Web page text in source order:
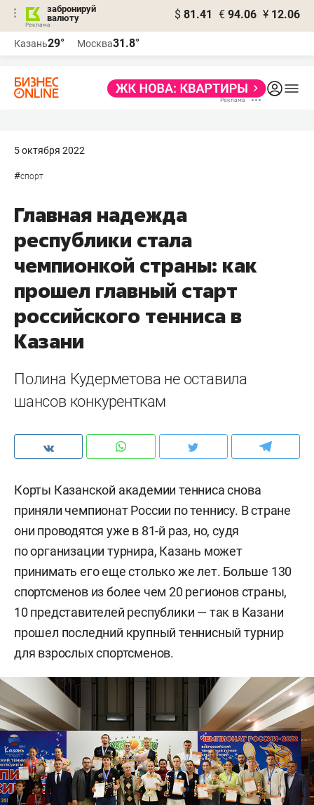
забронируй
валюту
$ 81.41 € 94.06 ¥ 12.06
Казань29° Москва31.8°
5 октября 2022
#спорт
Главная надежда
республики стала
чемпионкой страны: как
прошел главный старт
российского тенниса в
Казани
Полина Кудерметова не оставила
шансов конкуренткам
Корты Казанской академии тенниса снова
приняли чемпионат России по теннису. В стране
они проводятся уже в 81-й раз, но, судя
по организации турнира, Казань может
принимать его еще столько же лет. Больше 130
спортсменов из более чем 20 регионов страны,
10 представителей республики — так в Казани
прошел последний крупный теннисный турнир
для взрослых спортсменов.